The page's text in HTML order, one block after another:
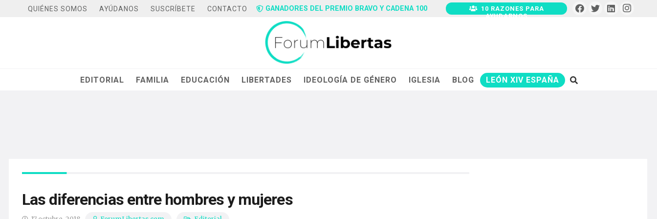
QUIÉNES SOMOS AYÚDANOS SUSCRÍBETE CONTACTO GANADORES DEL PREMIO BRAVO Y CADENA 100
10 RAZONES PARA
AYUDARNOS
EDITORIAL FAMILIA EDUCACIÓN LIBERTADES IDEOLOGÍA DE GÉNERO IGLESIA BLOG LEÓN XIV ESPAÑA
Las diferencias entre hombres y mujeres